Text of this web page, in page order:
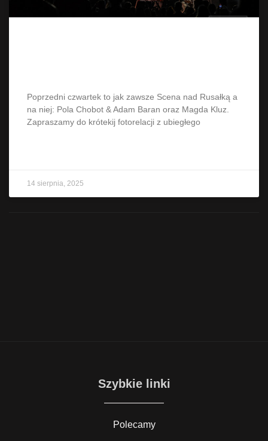
Poprzedni czwartek to jak zawsze Scena nad Rusałką a
na niej: Pola Chobot & Adam Baran oraz Magda Kluz.
Zapraszamy do krótekij fotorelacji z ubiegłego
14 sierpnia, 2025
Szybkie linki
Polecamy